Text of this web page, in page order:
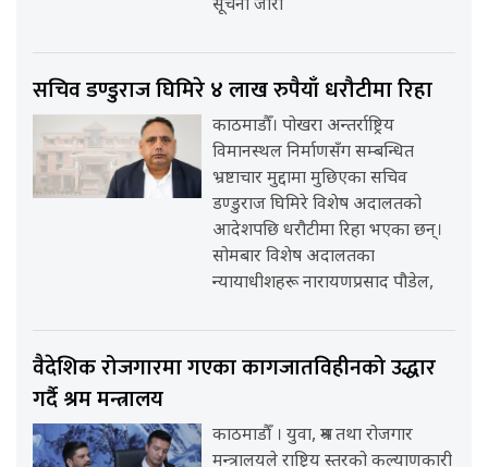
सूचना जारी
सचिव डण्डुराज घिमिरे ४ लाख रुपैयाँ धरौटीमा रिहा
काठमाडौँ। पोखरा अन्तर्राष्ट्रिय
विमानस्थल निर्माणसँग सम्बन्धित
भ्रष्टाचार मुद्दामा मुछिएका सचिव
डण्डुराज घिमिरे विशेष अदालतको
आदेशपछि धरौटीमा रिहा भएका छन्।
सोमबार विशेष अदालतका
न्यायाधीशहरू नारायणप्रसाद पौडेल,
वैदेशिक रोजगारमा गएका कागजातविहीनको उद्धार
गर्दै श्रम मन्त्रालय
काठमाडौँ । युवा, श्रम तथा रोजगार
मन्त्रालयले राष्ट्रिय स्तरको कल्याणकारी